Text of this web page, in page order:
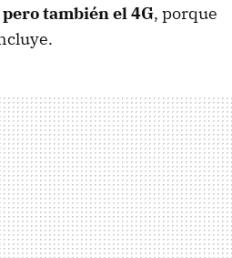
pero también el 4G, porque